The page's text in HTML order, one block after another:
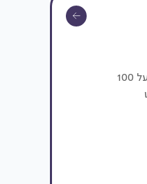
בבית הנסן בירושלים מסתיים היום (יום חמישי) שבוע העיצוב ה־15, עם מעל 100